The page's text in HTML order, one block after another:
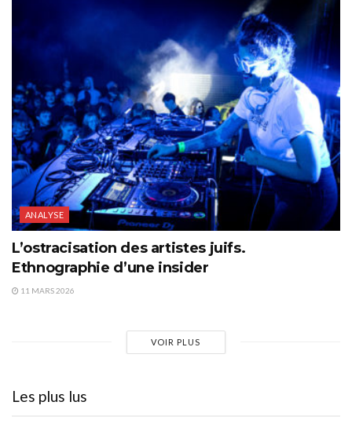
ANALYSE
L’ostracisation des artistes juifs.
Ethnographie d’une insider
11 MARS 2026
VOIR PLUS
Les plus lus